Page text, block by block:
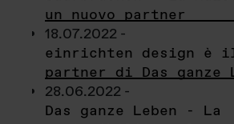
un nuovo partner
18.07.2022 -
einrichten design è
partner di Das ganze
28.06.2022 -
Das ganze Leben - La